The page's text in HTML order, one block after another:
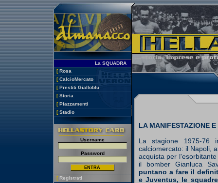
La SQUADRA
[ Rosa
[ CalcioMercato
[ Prestiti Gialloblu
[ Storia
[ Piazzamenti
[ Stadio
Username
Password
[ Registrati
LA MANIFESTAZIONE
La stagione 1975-76
calciomercato: il Napoli,
acquista per
il bomber Gianluca
puntano a fare il
e Juventus, le